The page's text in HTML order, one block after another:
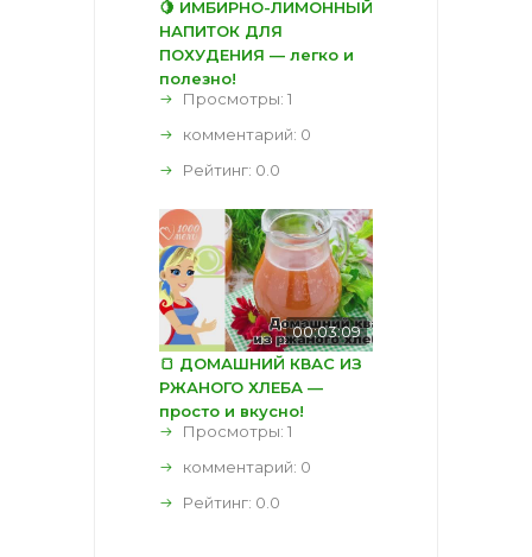
🍋 ИМБИРНО-ЛИМОННЫЙ
НАПИТОК ДЛЯ
ПОХУДЕНИЯ — легко и
полезно!
Просмотры: 1
комментарий: 0
Рейтинг: 0.0
00:03:09
🍞 ДОМАШНИЙ КВАС ИЗ
РЖАНОГО ХЛЕБА —
просто и вкусно!
Просмотры: 1
комментарий: 0
Рейтинг: 0.0